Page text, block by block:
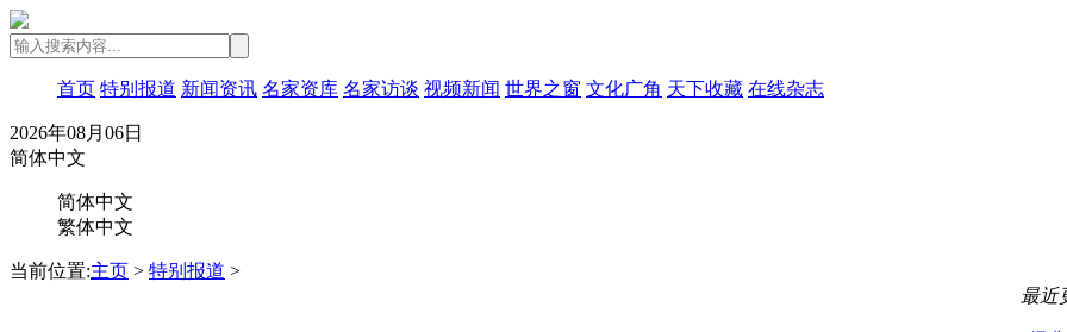
首页 特别报道 新闻资讯 名家资库 名家访谈 视频新闻 世界之窗 文化广角 天下收藏 在线杂志
2026年08月06日
简体中文
简体中文
繁体中文
当前位置:主页 > 特别报道 >
最近